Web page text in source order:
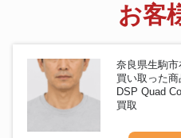
お客
奈良県生駒
買い取った
DSP Quad
買取